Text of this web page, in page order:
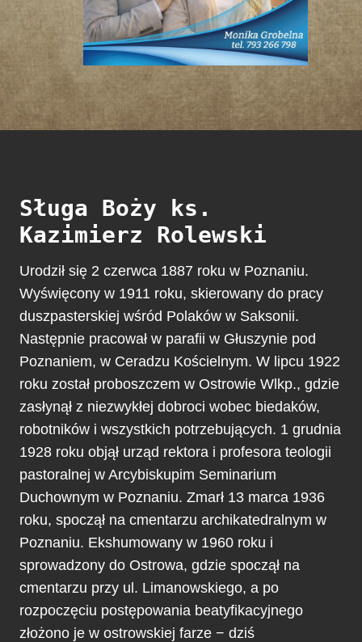
Sługa Boży ks.
Kazimierz Rolewski
Urodził się 2 czerwca 1887 roku w Poznaniu.
Wyświęcony w 1911 roku, skierowany do pracy
duszpasterskiej wśród Polaków w Saksonii.
Następnie pracował w parafii w Głuszynie pod
Poznaniem, w Ceradzu Kościelnym. W lipcu 1922
roku został proboszczem w Ostrowie Wlkp., gdzie
zasłynął z niezwykłej dobroci wobec biedaków,
robotników i wszystkich potrzebujących. 1 grudnia
1928 roku objął urząd rektora i profesora teologii
pastoralnej w Arcybiskupim Seminarium
Duchownym w Poznaniu. Zmarł 13 marca 1936
roku, spoczął na cmentarzu archikatedralnym w
Poznaniu. Ekshumowany w 1960 roku i
sprowadzony do Ostrowa, gdzie spoczął na
cmentarzu przy ul. Limanowskiego, a po
rozpoczęciu postępowania beatyfikacyjnego
złożono je w ostrowskiej farze − dziś